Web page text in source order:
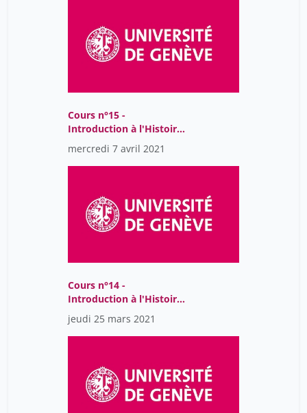
Cours n°15 -
Introduction à l'Histoire
et la philosophie des
sciences
mercredi 7 avril 2021
Cours n°14 -
Introduction à l'Histoire
et la philosophie des
sciences
jeudi 25 mars 2021